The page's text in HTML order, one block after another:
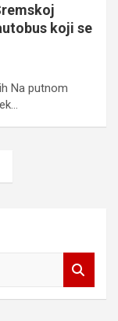
koji se
Na putnom